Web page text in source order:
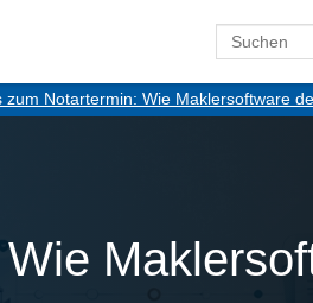
zum Notartermin: Wie Maklersoftware